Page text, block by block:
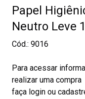
Papel
Neutro Leve
Cód.: 9016
Para acessar
realizar uma compra
faça login ou